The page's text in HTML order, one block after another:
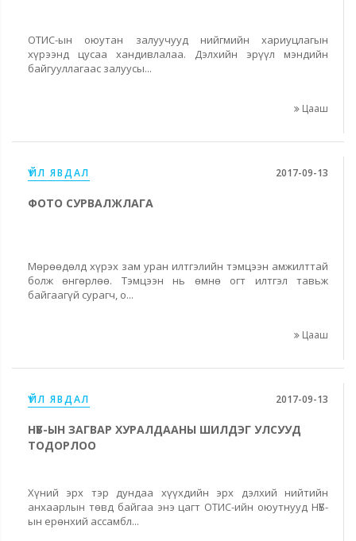
ОТИС-ын оюутан залуучууд нийгмийн хариуцлагын
хүрээнд цусаа хандивлалаа. Дэлхийн эрүүл мэндийн
байгууллагаас залуусы...
Цааш
ҮЙЛ ЯВДАЛ 2017-09-13
ФОТО СУРВАЛЖЛАГА
Мөрөөдөлд хүрэх зам уран илтгэлийн тэмцээн амжилттай
болж өнгөрлөө. Тэмцээн нь өмнө огт илтгэл тавьж
байгаагүй сурагч, о...
Цааш
ҮЙЛ ЯВДАЛ 2017-09-13
НҮБ-ЫН ЗАГВАР ХУРАЛДААНЫ ШИЛДЭГ УЛСУУД
ТОДОРЛОО
Хүний эрх тэр дундаа хүүхдийн эрх дэлхий нийтийн
анхаарлын төвд байгаа энэ цагт ОТИС-ийн оюутнууд НҮБ-
ын ерөнхий ассамбл...